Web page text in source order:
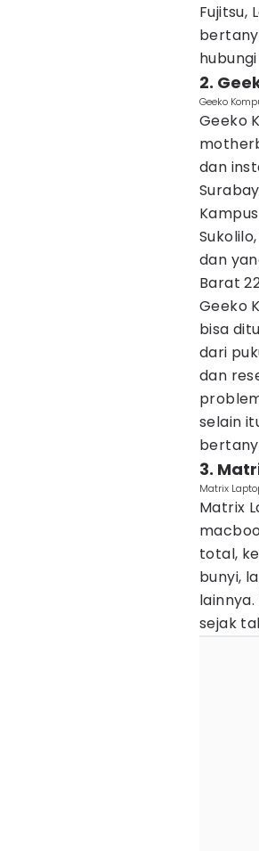
Fujitsu,
2.
Geeko
Geeko
dan
dan
Barat
Geeko
bisa
dari
dan
selain
3.
Matrix
Matrix
total,
bunyi,
sejak